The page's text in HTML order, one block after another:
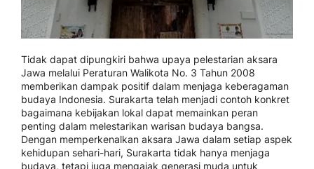
Tidak dapat dipungkiri bahwa upaya pelestarian aksara
Jawa melalui Peraturan Walikota No. 3 Tahun 2008
memberikan dampak positif dalam menjaga keberagaman
budaya Indonesia. Surakarta telah menjadi contoh konkret
bagaimana kebijakan lokal dapat memainkan peran
penting dalam melestarikan warisan budaya bangsa.
Dengan memperkenalkan aksara Jawa dalam setiap aspek
kehidupan sehari-hari, Surakarta tidak hanya menjaga
budaya, tetapi juga mengajak generasi muda untuk